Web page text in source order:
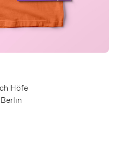
Höfe